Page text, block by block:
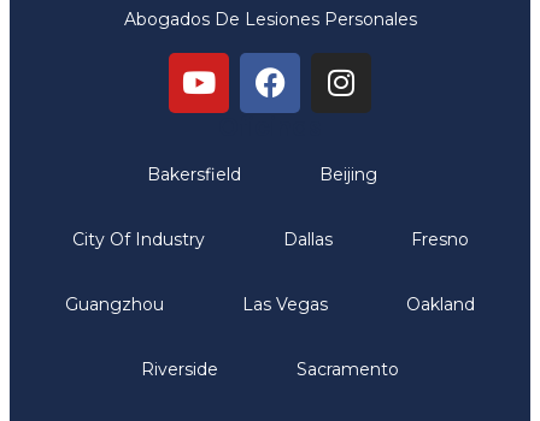
Abogados De Lesiones Personales
Bakersfield Beijing
City Of Industry Dallas Fresno
Guangzhou Las Vegas Oakland
Riverside Sacramento